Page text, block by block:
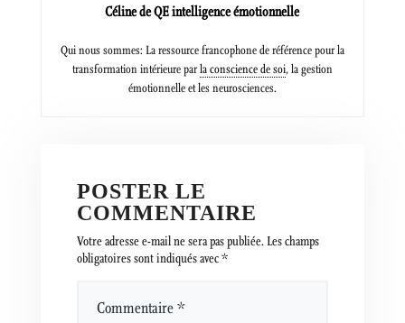
Céline de QE intelligence émotionnelle
Qui nous sommes: La ressource francophone de référence pour la
transformation intérieure parla conscience de soi, la gestion
émotionnelle et les neurosciences.
POSTER LE
COMMENTAIRE
Votre adresse e-mail ne sera pas publiée.Les champs
obligatoires sont indiqués avec*